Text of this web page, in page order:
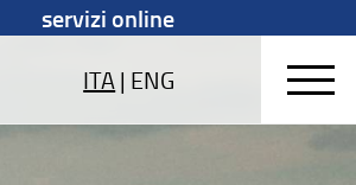
servizi online
ITA| ENG